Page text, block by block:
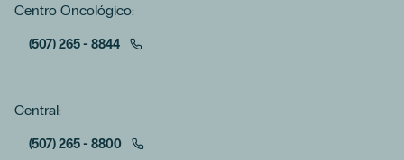
Centro Oncológico:
(507) 265 - 8844
Central:
(507) 265 - 8800